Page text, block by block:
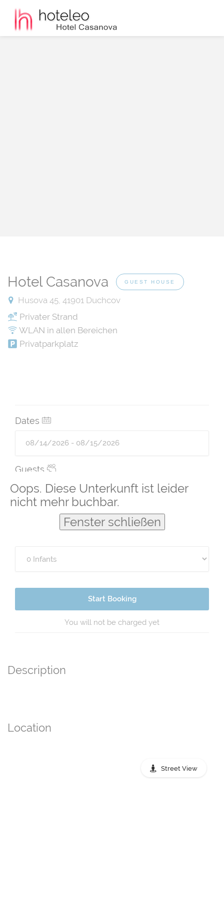
Oops. Diese Unterkunft ist leider
nicht mehr buchbar.
Fenster schließen
Hotel Casanova GUEST HOUSE
Husova 45, 41901 Duchcov
Privater Strand
WLAN in allen Bereichen
Privatparkplatz
Dates
Guests
Start Booking
You will not be charged yet
Description
Location
Street View